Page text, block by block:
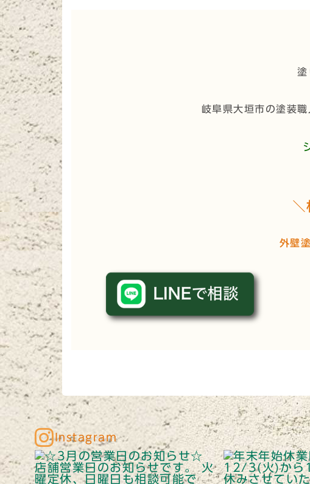
塗
岐阜県大垣市の塗装
外壁
Instagram